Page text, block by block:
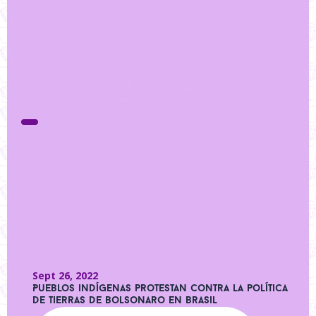
Sept 26, 2022
Pueblos indígenas protestan contra la política
de tierras de Bolsonaro en Brasil